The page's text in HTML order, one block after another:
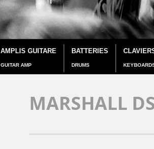
AMPLIS GUITARE
GUITAR AMP
BATTERIES
DRUMS
MARSHALL